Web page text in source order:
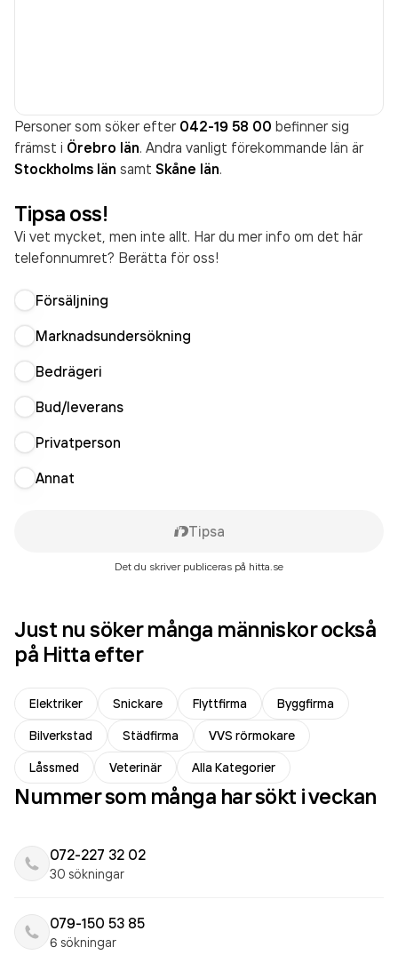
Personer som söker efter 042-19 58 00 befinner sig
främst i Örebro län. Andra vanligt förekommande län är
Stockholms län samt Skåne län.
Tipsa oss!
Vi vet mycket, men inte allt. Har du mer info om det här
telefonnumret? Berätta för oss!
Försäljning
Marknadsundersökning
Bedrägeri
Bud/leverans
Privatperson
Annat
Tipsa
Det du skriver publiceras på hitta.se
Just nu söker många människor också
på Hitta efter
Elektriker Snickare Flyttfirma
Byggfirma
Bilverkstad
Städfirma
VVS rörmokare
Låssmed
Veterinär Alla Kategorier
Nummer som många har sökt i veckan
072-227 32 02
30 sökningar
079-150 53 85
6 sökningar